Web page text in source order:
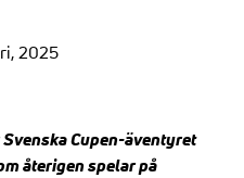
2025
Cupen-äventyret
återigen spelar på